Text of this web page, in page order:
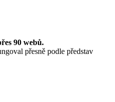
90 webů.
přesně podle představ